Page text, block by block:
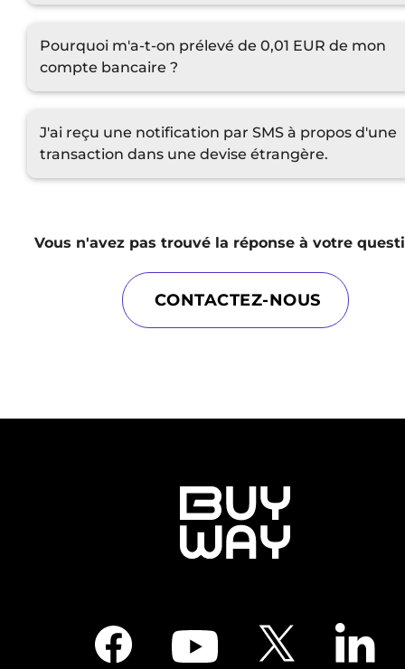
Pourquoi m'a-t-on prélevé de 0,01 EUR de mon
compte bancaire ?
J'ai reçu une notification par SMS à propos d'une
transaction dans une devise étrangère.
Vous n'avez pas trouvé la réponse à votre
CONTACTEZ-NOUS